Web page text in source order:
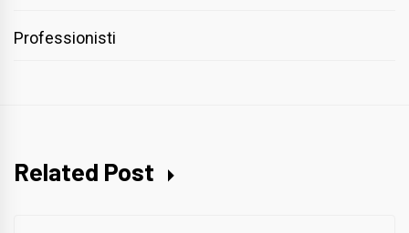
Professionisti
Related Post